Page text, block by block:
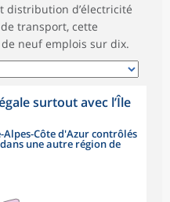
distribution d’électricité
transport, cette
neuf emplois sur dix.
surtout avec l’Île
Côte d'Azur contrôlés
une autre région de